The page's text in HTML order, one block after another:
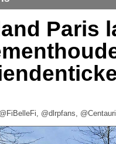
Paris
@dlrpfans,